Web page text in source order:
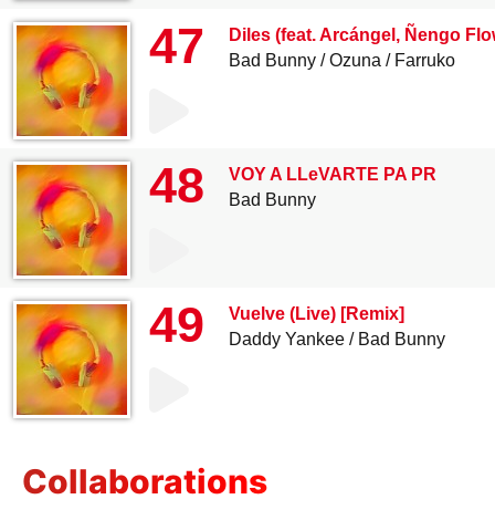
47
Diles (feat. Arcángel, Ñengo
Bad Bunny
Ozuna Farruko
48
VOY A LLeVARTE PA PR
Bad Bunny
49
Vuelve (Live) [Remix]
Daddy Yankee
Bad Bunny
Collaborations